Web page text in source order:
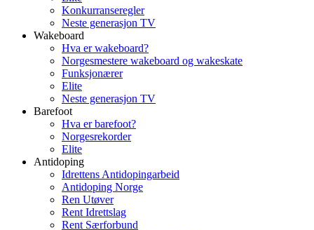
Konkurranseregler
Neste generasjon TV
Wakeboard
Hva er wakeboard?
Norgesmestere wakeboard og wakeskate
Funksjonærer
Elite
Neste generasjon TV
Barefoot
Hva er barefoot?
Norgesrekorder
Elite
Antidoping
Idrettens Antidopingarbeid
Antidoping Norge
Ren Utøver
Rent Idrettslag
Rent Særforbund